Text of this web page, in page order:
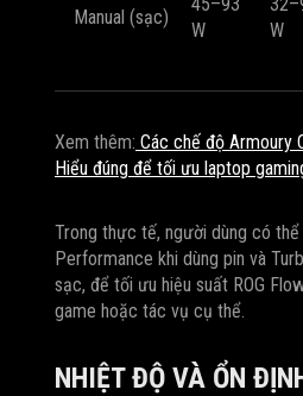
Manual (sạc)
W
W
Xem thêm: Các chế độ Armoury
Hiểu đúng để tối ưu laptop
Trong thực tế, người dùng có
Performance khi dùng pin và
sạc, để tối ưu hiệu suất ROG
game hoặc tác vụ cụ thể.
NHIỆT ĐỘ VÀ ỔN